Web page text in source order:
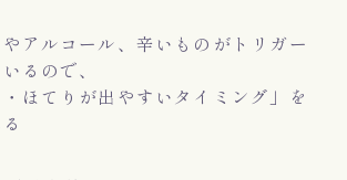
アルコール、辛いものがトリガー
るので、
・ほてりが出やすいタイミング」を